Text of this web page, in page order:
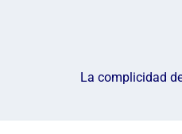
La complicidad